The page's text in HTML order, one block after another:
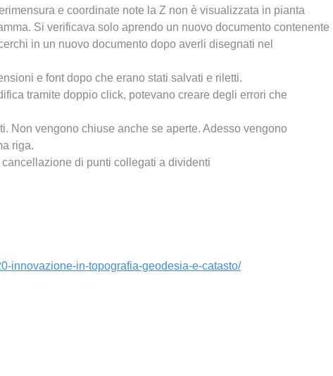
e coordinate note la Z non è visualizzata in pianta
Si verificava solo aprendo un nuovo documento contenente
in un nuovo documento dopo averli disegnati nel
e font dopo che erano stati salvati e riletti.
tramite doppio click, potevano creare degli errori che
Non vengono chiuse anche se aperte. Adesso vengono
riga.
di punti collegati a dividenti
innovazione-in-topografia-geodesia-e-catasto/